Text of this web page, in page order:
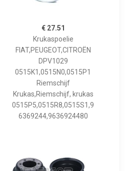
€ 27.51
Krukaspoelie
FIAT,PEUGEOT,CITROËN
DPV1029
0515K1,0515N0,0515P1
Riemschijf
Krukas,Riemschijf, krukas
0515P5,0515R8,0515S1,9
6369244,9636924480